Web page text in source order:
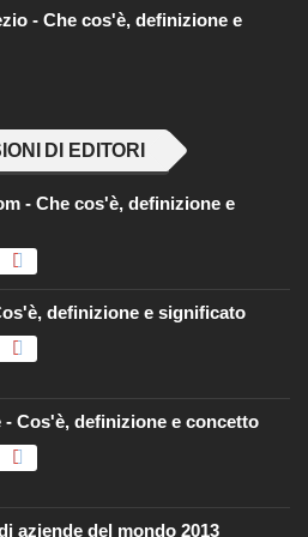
- Che cos'è, definizione e
DI EDITORI
- Che cos'è, definizione e
definizione e significato
- Cos'è, definizione e concetto
aziende del mondo 2013